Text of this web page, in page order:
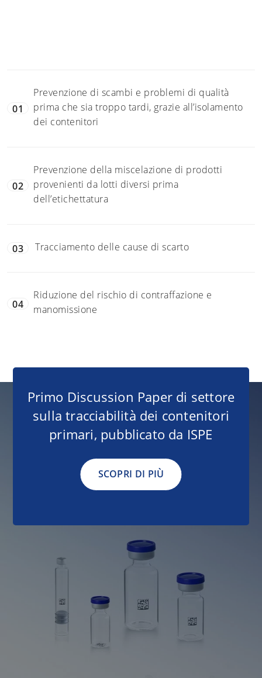
01
Prevenzione di scambi e problemi di qualità
prima che sia troppo tardi, grazie all’isolamento
dei contenitori
02
Prevenzione della miscelazione di prodotti
provenienti da lotti diversi prima
dell’etichettatura
03 Tracciamento delle cause di scarto
04
Riduzione del rischio di contraffazione e
manomissione
Primo Discussion Paper di settore
sulla tracciabilità dei contenitori
primari, pubblicato da ISPE
SCOPRI DI PIÙ